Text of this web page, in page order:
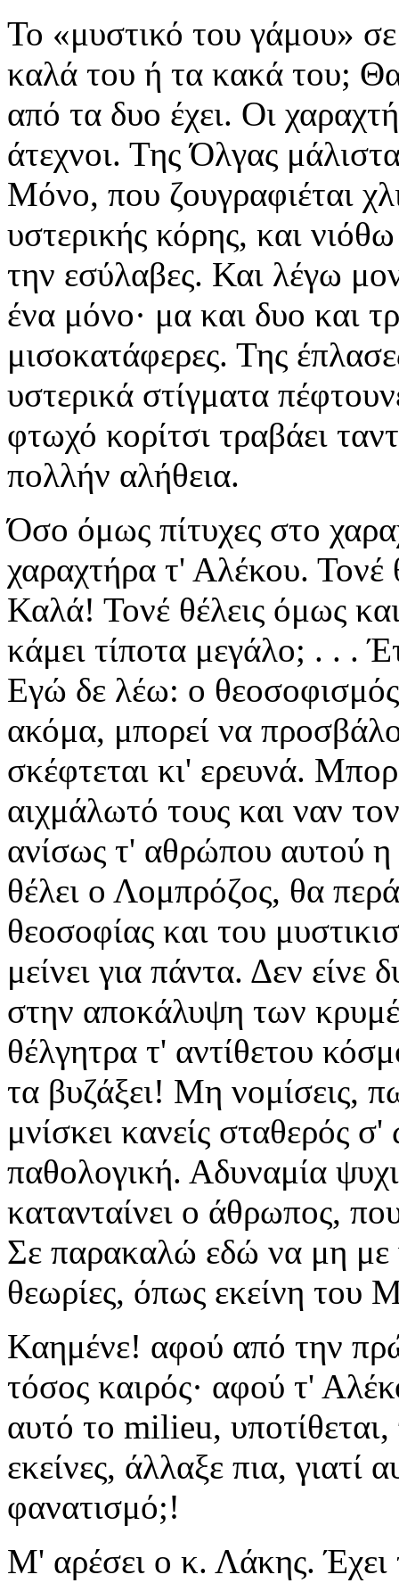
Το «μυστικό του γάμου»
καλά του ή τα κακά του;
από τα δυο έχει. Οι
άτεχνοι. Της Όλγας
Μόνο, που ζουγραφιέται
υστερικής κόρης, και
την εσύλαβες. Και λέγω
ένα μόνο· μα και δυο και
μισοκατάφερες. Της
υστερικά στίγματα
φτωχό κορίτσι τραβάει
πολλήν αλήθεια.
Όσο όμως πίτυχες στο
χαραχτήρα τ' Αλέκου. Τονέ
Καλά! Τονέ θέλεις όμως
κάμει τίποτα μεγάλο; . . .
Εγώ δε λέω: ο
ακόμα, μπορεί να
σκέφτεται κι' ερευνά.
αιχμάλωτό τους και ναν
ανίσως τ' αθρώπου αυτού
θέλει ο Λομπρόζος, θα
θεοσοφίας και του
μείνει για πάντα. Δεν είνε
στην αποκάλυψη των
θέλγητρα τ' αντίθετου
τα βυζάξει! Μη νομίσεις,
μνίσκει κανείς σταθερός
παθολογική. Αδυναμία
κατανταίνει ο άθρωπος,
Σε παρακαλώ εδώ να μη με
θεωρίες, όπως εκείνη του
Καημένε! αφού από την
τόσος καιρός· αφού τ'
αυτό το milieu, υποτίθεται,
εκείνες, άλλαξε πια, γιατί
φανατισμό;!
Μ' αρέσει ο κ. Λάκης. Έχει